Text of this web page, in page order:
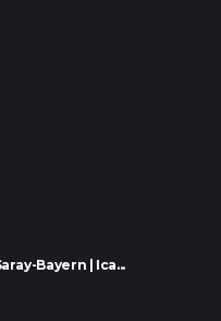
Bayern | Ica...